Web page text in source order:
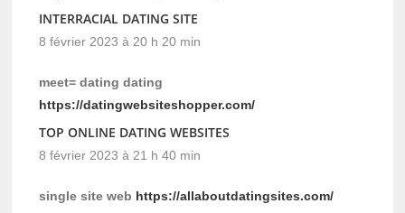
INTERRACIAL DATING SITE
8 février 2023 à 20 h 20 min
meet= dating dating
https://datingwebsiteshopper.com/
TOP ONLINE DATING WEBSITES
8 février 2023 à 21 h 40 min
single site web https://allaboutdatingsites.com/